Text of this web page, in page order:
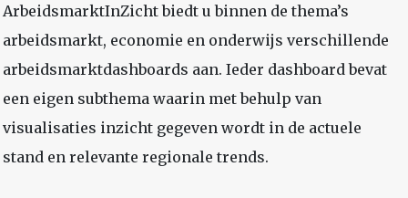
ArbeidsmarktInZicht biedt u binnen de thema’s
arbeidsmarkt, economie en onderwijs verschillende
arbeidsmarktdashboards aan. Ieder dashboard bevat
een eigen subthema waarin met behulp van
visualisaties inzicht gegeven wordt in de actuele
stand en relevante regionale trends.